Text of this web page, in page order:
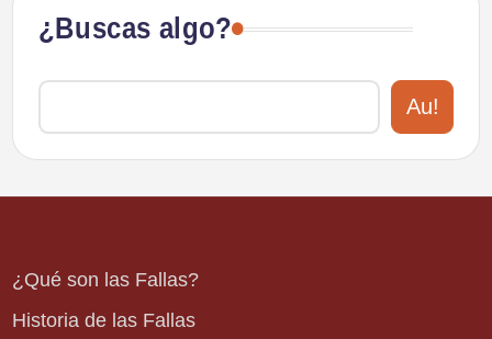
¿Buscas algo?
Au!
¿Qué son las Fallas?
Historia de las Fallas